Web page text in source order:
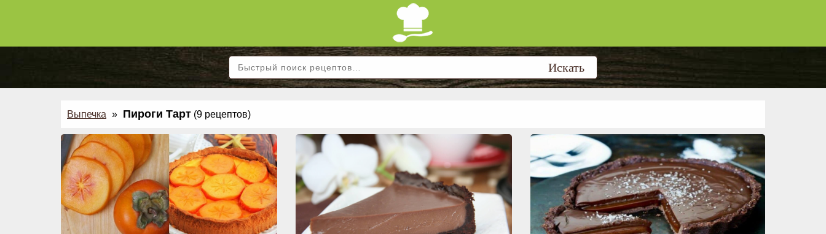
Выпечка » Пироги Тарт (9 рецептов)